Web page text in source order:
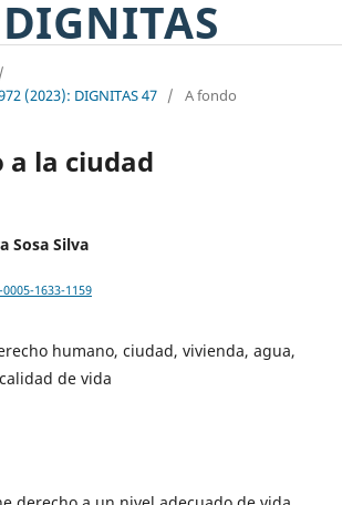
DIGNITAS
/
(2023): DIGNITAS 47 / A fondo
a la ciudad
Sosa Silva
1633-1159
humano, ciudad, vivienda, agua,
de vida